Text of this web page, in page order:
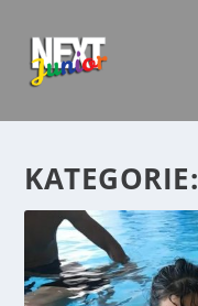
KATEGORIE: